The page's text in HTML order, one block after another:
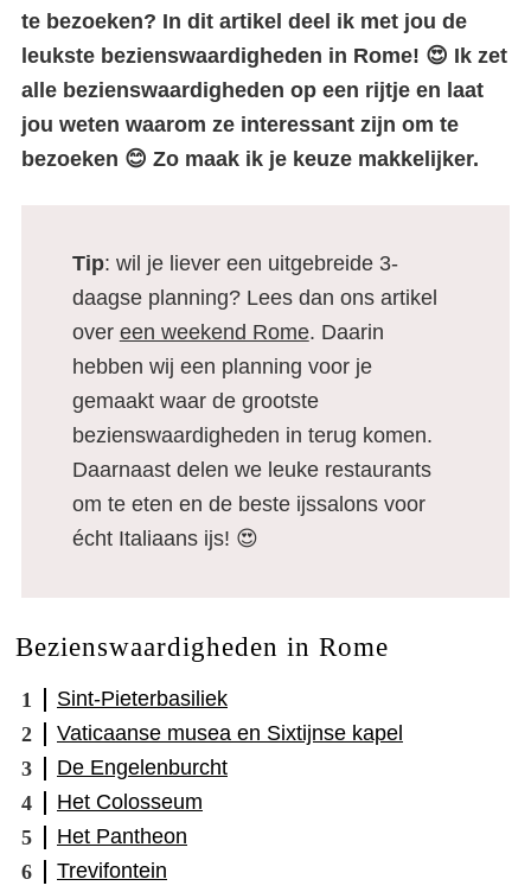
te bezoeken? In dit artikel deel ik met jou de
leukste bezienswaardigheden in Rome! 😍 Ik zet
alle bezienswaardigheden op een rijtje en laat
jou weten waarom ze interessant zijn om te
bezoeken 😊 Zo maak ik je keuze makkelijker.
Tip: wil je liever een uitgebreide 3-
daagse planning? Lees dan ons artikel
over een weekend Rome. Daarin
hebben wij een planning voor je
gemaakt waar de grootste
bezienswaardigheden in terug komen.
Daarnaast delen we leuke restaurants
om te eten en de beste ijssalons voor
écht Italiaans ijs! 😍
Bezienswaardigheden in Rome
Sint-Pieterbasiliek
Vaticaanse musea en Sixtijnse kapel
De Engelenburcht
Het Colosseum
Het Pantheon
Trevifontein